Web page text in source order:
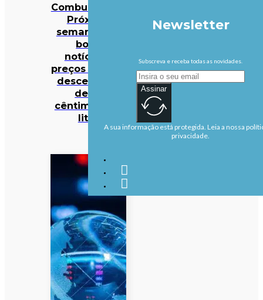
Combustíveis?
Próxima
semana traz
boas
notícias…
preços podem
descer mais
de 10
cêntimos por
litro
Newsletter
Subscreva e receba todas as novidades.
Assinar
A sua informação está protegida. Leia a nossa
privacidade.